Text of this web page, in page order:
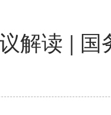
解读 |